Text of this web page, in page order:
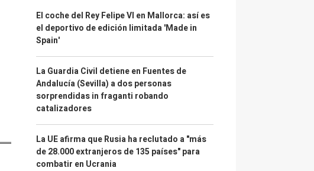
El coche del Rey Felipe VI en Mallorca: así es
el deportivo de edición limitada 'Made in
Spain'
La Guardia Civil detiene en Fuentes de
Andalucía (Sevilla) a dos personas
sorprendidas in fraganti robando
catalizadores
La UE afirma que Rusia ha reclutado a "más
de 28.000 extranjeros de 135 países" para
combatir en Ucrania